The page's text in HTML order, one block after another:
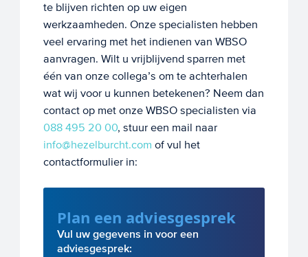
te blijven richten op uw eigen
werkzaamheden. Onze specialisten hebben
veel ervaring met het indienen van WBSO
aanvragen. Wilt u vrijblijvend sparren met
één van onze collega’s om te achterhalen
wat wij voor u kunnen betekenen? Neem dan
contact op met onze WBSO specialisten via
088 495 20 00, stuur een mail naar
info@hezelburcht.com of vul het
contactformulier in:
Plan een adviesgesprek
Vul uw gegevens in voor een
adviesgesprek: